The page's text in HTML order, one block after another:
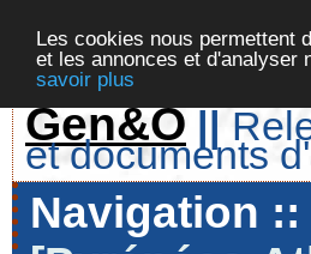
Les cookies nous permettent
et les annonces et d'analyser
savoir plus
Gen&O ||
et documents
Navigation ::